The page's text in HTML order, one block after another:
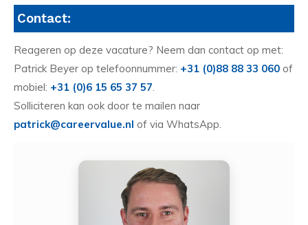
Contact:
Reageren op deze vacature? Neem dan contact op met:
Patrick Beyer op telefoonnummer: +31 (0)88 88 33 060 of
mobiel: +31 (0)6 15 65 37 57.
Solliciteren kan ook door te mailen naar
patrick@careervalue.nl of via WhatsApp.